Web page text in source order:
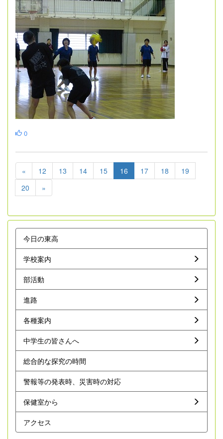
0
« 12 13 14 15 16 17 18
19
20
»
今日の東高
学校案内
部活動
進路
各種案内
中学生の皆さんへ
総合的な探究の時間
警報等の発表時、災害時の対応
保健室から
アクセス